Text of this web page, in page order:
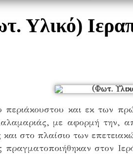
Υλικό)
και εκ των
με αφορμή την,
και στο πλαίσιο των
πραγματοποιήθηκαν στον